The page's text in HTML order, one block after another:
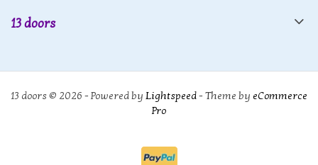
13 doors
13 doors © 2026 - Powered by Lightspeed- Theme by eCommerce
Pro